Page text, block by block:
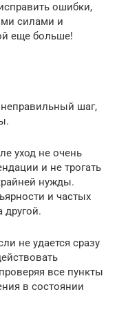
ошибки,
силами и
еще больше!
шаг,
уход не очень
и не трогать
нужды.
и частых
другой.
не удается сразу
все пункты
в состоянии